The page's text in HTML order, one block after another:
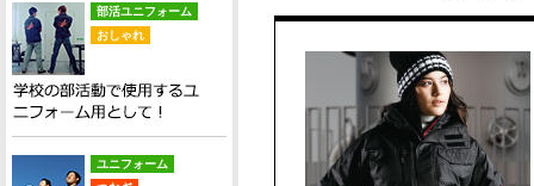
部活ユニフォーム
おしゃれ
ユニフォーム